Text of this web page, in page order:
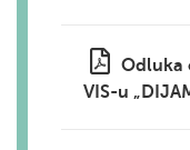
Odluka
VIS-u